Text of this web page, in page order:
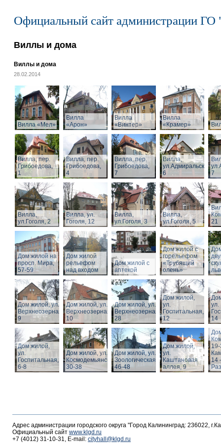
Официальный сайт администрации ГО
Виллы и дома
Виллы и дома
28.02.2014
Вилла «Мел»
Вилла
«Арон»
Вилла
«Винтер»
Вилла
«Крамер»
Вилла, пер.
Грибоедова,
1
Вилла, пер.
Грибоедова,
4
Вилла, пер.
Грибоедова,
7
Вилла,
ул.Адмиральская,
6
7
Вилла,
ул.Гоголя, 2
Вилла, ул.
Гоголя, 12
Вилла,
ул.Гоголя, 3
Вилла,
ул.Гоголя, 5
21
Дом жилой на
просп. Мира,
57-59
Дом жилой
рельефом
над входом
Дом жилой с
аптекой
Дом жилой с
горельефом
«Трубящий
олень»
Дом жилой, ул.
Верхнеозерная,
9
Дом жилой, ул.
Верхнеозерная,
10
Дом жилой, ул.
Верхнеозерная,
28
Дом жилой,
ул.
Госпитальная,
12
ул.
14
Дом жилой,
ул.
Госпитальная,
6-8
Дом жилой, ул. З.
Космодемьянской
30-38
Дом жилой, ул.
Зоологическая,
46-48
Дом жилой,
ул.
Каштановая
аллея, 9
14
Адрес администрации городского округа "Город Калининград: 236022,
Официальный сайт www.klgd.ru
+7 (4012) 31-10-31, E-mail: cityhall@klgd.ru